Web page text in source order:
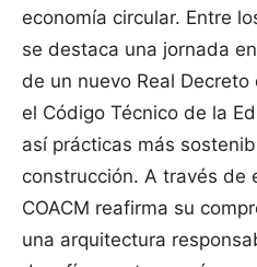
economía circular. Entre
se destaca una jornada
de un nuevo Real
el Código Técnico de la
así prácticas más
construcción. A través de
COACM reafirma su
una arquitectura